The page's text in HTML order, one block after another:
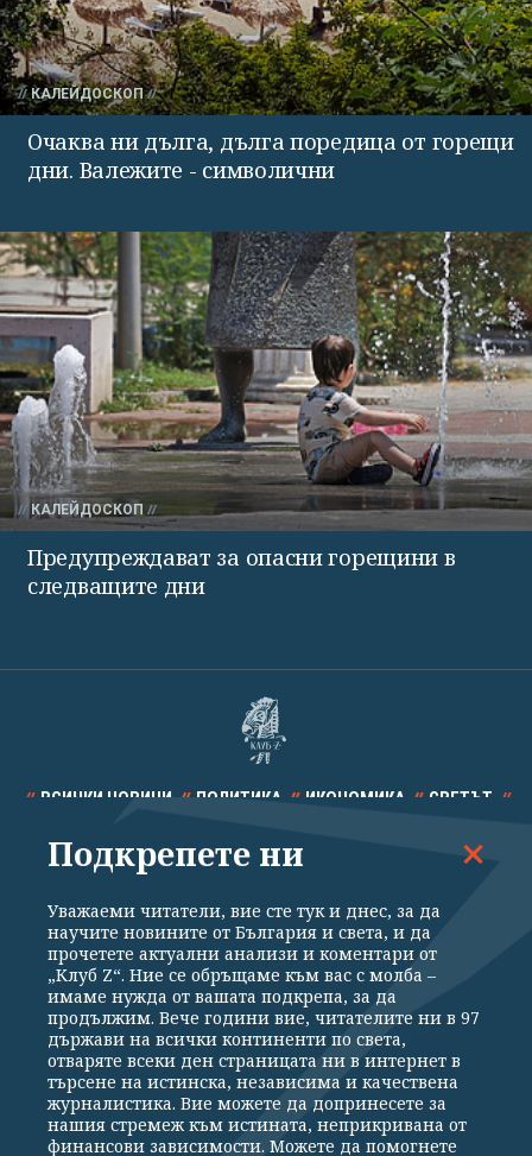
КАЛЕЙДОСКОП
Очаква ни дълга, дълга поредица от горещи
дни. Валежите - символични
КАЛЕЙДОСКОП
Предупреждават за опасни горещини в
следващите дни
ВСИЧКИ НОВИНИ ПОЛИТИКА ИКОНОМИКА СВЕТЪТ
СПОРТ КУЛТУРА ТЕХНОЛОГИИ КАЛЕЙДОСКОП
Общи условия
Политика за поверителност
Реклама
Партньори Контакти
За Клуб Z
Екип
Подкрепете ни
Подкрепете ни
Уважаеми читатели, вие сте тук и днес, за да
научите новините от България и света, и да
прочетете актуални анализи и коментари от
„Клуб Z“. Ние се обръщаме към вас с молба –
имаме нужда от вашата подкрепа, за да
продължим. Вече години вие, читателите ни в 97
държави на всички континенти по света,
отваряте всеки ден страницата ни в интернет в
търсене на истинска, независима и качествена
журналистика. Вие можете да допринесете за
нашия стремеж към истината, неприкривана от
финансови зависимости. Можете да помогнете